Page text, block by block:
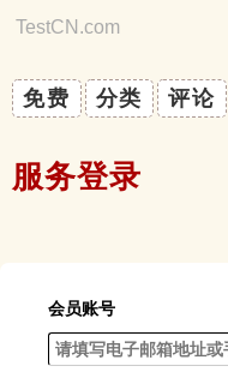
TestCN.com
免费 分类 评论
服务登录
会员账号